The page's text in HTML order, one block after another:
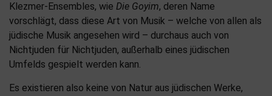
Klezmer-Ensembles, wie Die Goyim, deren Name
vorschlägt, dass diese Art von Musik – welche von allen als
jüdische Musik angesehen wird – durchaus auch von
Nichtjuden für Nichtjuden, außerhalb eines jüdischen
Umfelds gespielt werden kann.
Es existieren also keine von Natur aus jüdischen Werke,